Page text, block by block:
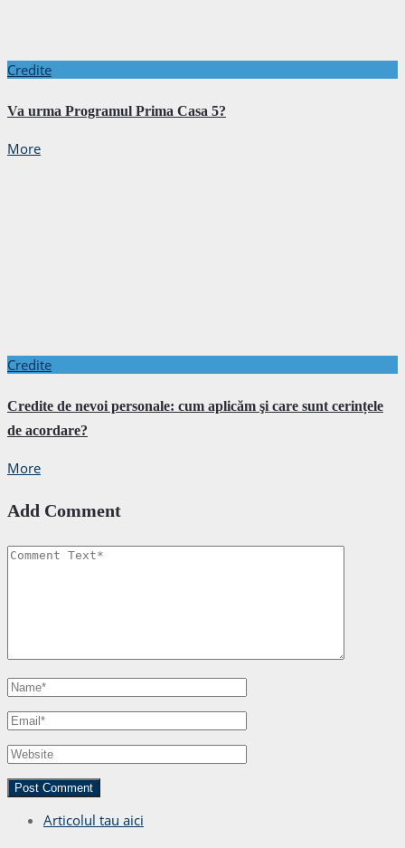
Credite
Va urma Programul Prima Casa 5?
More
Credite
Credite de nevoi personale: cum aplicăm şi care sunt cerințele
de acordare?
More
Add Comment
Articolul tau aici